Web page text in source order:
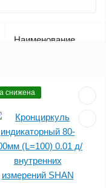
Наименование
снижена